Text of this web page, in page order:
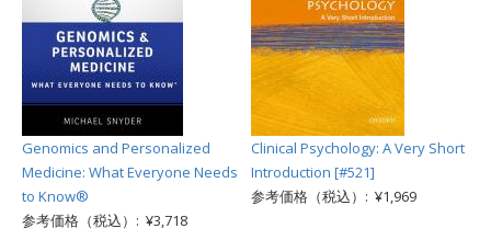
Genomics and Personalized
Medicine: What Everyone Needs
to Know®
参考価格（税込）: ¥3,718
Clinical Psychology: A Very Short
Introduction [#521]
参考価格（税込）: ¥1,969